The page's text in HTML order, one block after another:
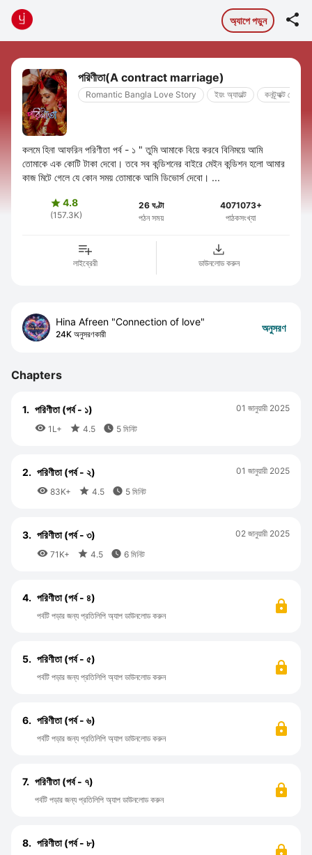
অ্যাপে পড়ুন 
পরিণীতা(A contract marriage)
Romantic Bangla Love Story ইয়ং অ্যাডাল্ট কনট্র্যাক্ট পেপার
কলমে হিনা আফরিন পরিণীতা পর্ব - ১ " তুমি আমাকে বিয়ে করবে বিনিময়ে আমি
তোমাকে এক কোটি টাকা দেবো। তবে সব কন্ডিশনের বাইরে মেইন কন্ডিশন হলো আমার
কাজ মিটে গেলে যে কোন সময় তোমাকে আমি ডিভোর্স দেবো। ...
 4.8
(157.3K)
26 ঘণ্টা
পঠন সময়
4071073+
পাঠকসংখ্যা
লাইব্রেরী ডাউনলোড করুন
Hina Afreen "Connection of love"
24K অনুসরণকারী
অনুসরণ
Chapters
1. পরিণীতা (পর্ব - ১)
 1L+  4.5  5 মিনিট
01 জানুয়ারী 2025
2. পরিণীতা (পর্ব - ২)
 83K+  4.5  5 মিনিট
01 জানুয়ারী 2025
3. পরিণীতা (পর্ব - ৩)
 71K+  4.5  6 মিনিট
02 জানুয়ারী 2025
4. পরিণীতা (পর্ব - ৪)
পর্বটি পড়ার জন্য প্রতিলিপি অ্যাপ ডাউনলোড করুন
5. পরিণীতা (পর্ব - ৫)
পর্বটি পড়ার জন্য প্রতিলিপি অ্যাপ ডাউনলোড করুন
6. পরিণীতা (পর্ব - ৬)
পর্বটি পড়ার জন্য প্রতিলিপি অ্যাপ ডাউনলোড করুন
7. পরিণীতা (পর্ব - ৭)
পর্বটি পড়ার জন্য প্রতিলিপি অ্যাপ ডাউনলোড করুন
8. পরিণীতা (পর্ব - ৮)